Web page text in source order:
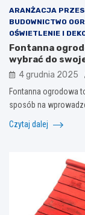
ARANŻACJA
BUDOWNICTWO
OŚWIETLENIE I
Fontanna
wybrać do
4 grudnia 2025
Fontanna ogrodowa
sposób na
Czytaj dalej